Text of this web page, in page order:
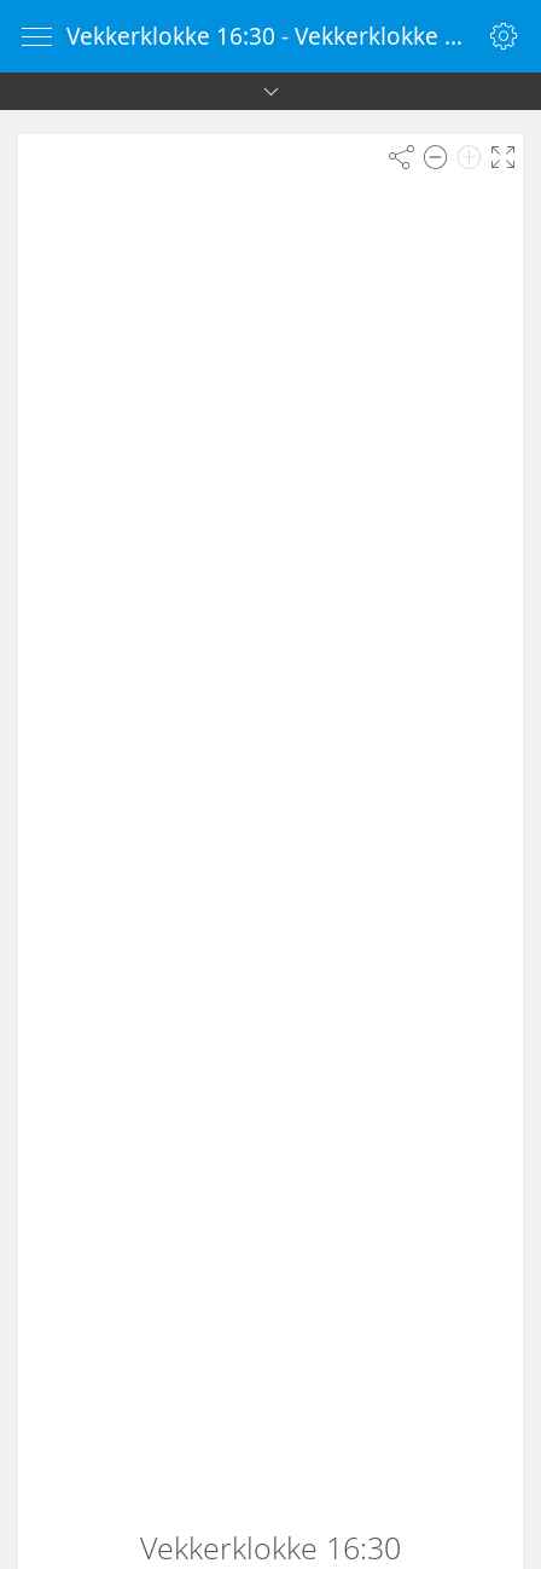
Vekkerklokke 16:30 - Vekkerklokke Online
Vekkerklokke 16:30